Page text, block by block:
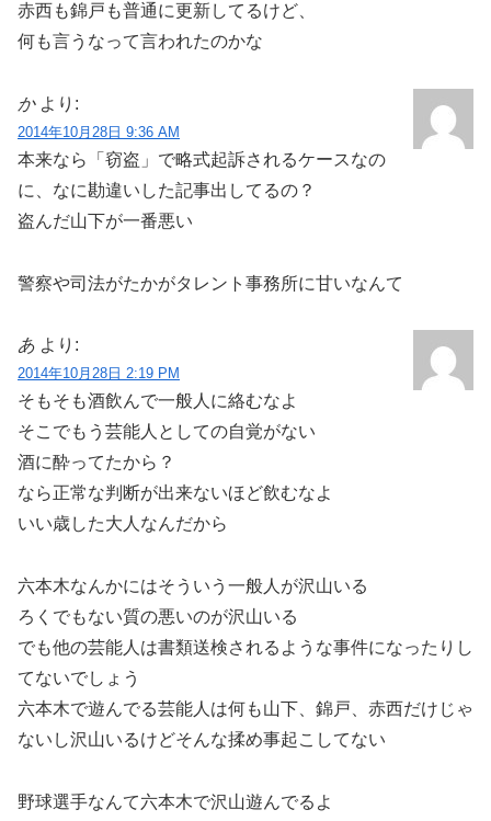
赤西も錦戸も普通に更新してるけど、
何も言うなって言われたのかな
か より:
2014年10月28日 9:36 AM
本来なら「窃盗」で略式起訴されるケースなの
に、なに勘違いした記事出してるの？
盗んだ山下が一番悪い
警察や司法がたかがタレント事務所に甘いなんて
あ より:
2014年10月28日 2:19 PM
そもそも酒飲んで一般人に絡むなよ
そこでもう芸能人としての自覚がない
酒に酔ってたから？
なら正常な判断が出来ないほど飲むなよ
いい歳した大人なんだから
六本木なんかにはそういう一般人が沢山いる
ろくでもない質の悪いのが沢山いる
でも他の芸能人は書類送検されるような事件になったりし
てないでしょう
六本木で遊んでる芸能人は何も山下、錦戸、赤西だけじゃ
ないし沢山いるけどそんな揉め事起こしてない
野球選手なんて六本木で沢山遊んでるよ